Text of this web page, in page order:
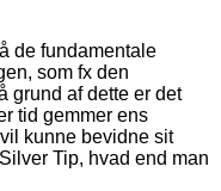
de fundamentale
som fx den
grund af dette er det
tid gemmer ens
kunne bevidne sit
Tip, hvad end man